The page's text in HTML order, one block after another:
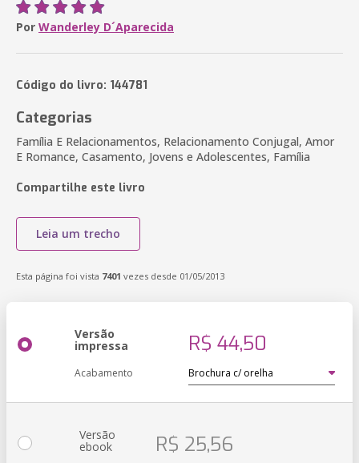
Por Wanderley D´Aparecida
Código do livro: 144781
Categorias
Família E Relacionamentos, Relacionamento Conjugal, Amor
E Romance, Casamento, Jovens e Adolescentes, Família
Compartilhe este livro
Leia um trecho
Esta página foi vista 7401 vezes desde 01/05/2013
Versão
impressa R$ 44,50
Acabamento
Versão
ebook R$ 25,56